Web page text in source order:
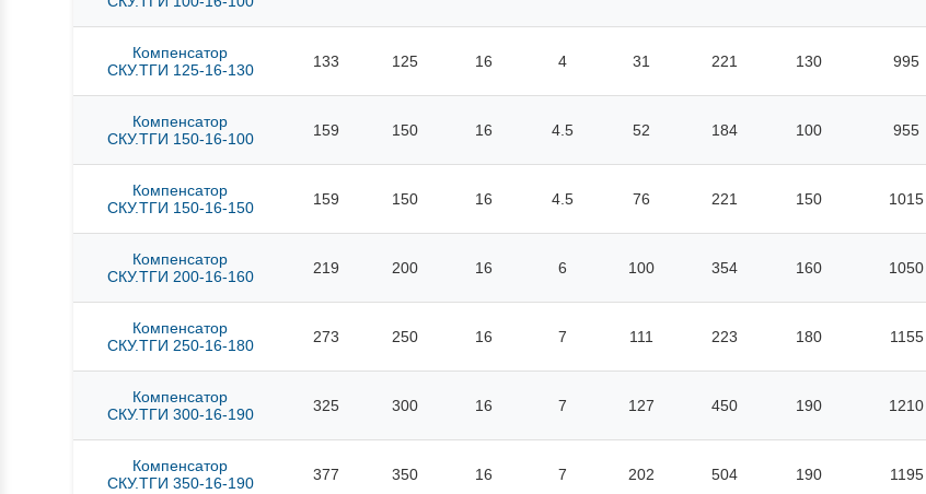
Компенсатор
СКУ.ТГИ 125-16-130
133 125 16 4 31 221 130 995
Компенсатор
СКУ.ТГИ 150-16-100
159 150 16 4.5 52 184 100 955
Компенсатор
СКУ.ТГИ 150-16-150
159 150 16 4.5 76 221 150 1015
Компенсатор
СКУ.ТГИ 200-16-160
219 200 16 6 100 354 160 1050
Компенсатор
СКУ.ТГИ 250-16-180
273 250 16 7 111 223 180 1155
Компенсатор
СКУ.ТГИ 300-16-190
325 300 16 7 127 450 190 1210
Компенсатор
СКУ.ТГИ 350-16-190
377 350 16 7 202 504 190 1195